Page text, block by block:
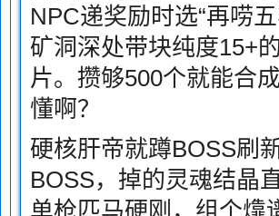
NPC递奖励时选“再唠
矿洞深处带块纯度15+
片。攒够500个就能合
懂啊？
硬核肝帝就蹲BOSS刷
BOSS，掉的灵魂结晶
单枪匹马硬刚，组个㸆